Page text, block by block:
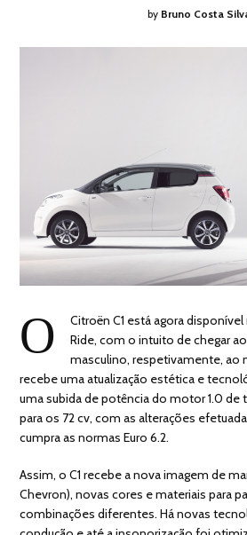
by Bruno Costa
O
Citroën C1 está agora
Ride, com o intuito de chegar
masculino, respetivamente,
recebe uma atualização estética e
uma subida de potência do motor 1.0 de
para os 72 cv, com as alterações
cumpra as normas Euro 6.2.
Assim, o C1 recebe a nova imagem de
Chevron), novas cores e materiais para
combinações diferentes. Há novas